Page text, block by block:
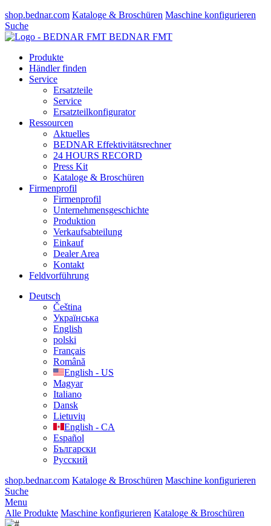
shop.bednar.com Kataloge & Broschüren Maschine konfigurieren
Suche
BEDNAR FMT
Produkte
Händler finden
Service
Ersatzteile
Service
Ersatzteilkonfigurator
Ressourcen
Aktuelles
BEDNAR Effektivitätsrechner
24 HOURS RECORD
Press Kit
Kataloge & Broschüren
Firmenprofil
Firmenprofil
Unternehmensgeschichte
Produktion
Verkaufsabteilung
Einkauf
Dealer Area
Kontakt
Feldvorführung
Deutsch
Čeština
Українська
English
polski
Français
Română
English - US
Magyar
Italiano
Dansk
Lietuvių
English - CA
Español
Български
Русский
shop.bednar.com Kataloge & Broschüren Maschine konfigurieren
Suche
Menu
Alle Produkte Maschine konfigurieren Kataloge & Broschüren